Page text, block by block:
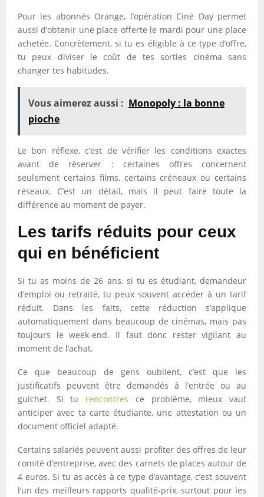
Pour les abonnés Orange, l’opération Ciné Day permet
aussi d’obtenir une place offerte le mardi pour une place
achetée. Concrètement, si tu es éligible à ce type d’offre,
tu peux diviser le coût de tes sorties cinéma sans
changer tes habitudes.
Vous aimerez aussi : Monopoly : la bonne
pioche
Le bon réflexe, c’est de vérifier les conditions exactes
avant de réserver : certaines offres concernent
seulement certains films, certains créneaux ou certains
réseaux. C’est un détail, mais il peut faire toute la
différence au moment de payer.
Les tarifs réduits pour ceux
qui en bénéficient
Si tu as moins de 26 ans, si tu es étudiant, demandeur
d’emploi ou retraité, tu peux souvent accéder à un tarif
réduit. Dans les faits, cette réduction s’applique
automatiquement dans beaucoup de cinémas, mais pas
toujours le week-end. Il faut donc rester vigilant au
moment de l’achat.
Ce que beaucoup de gens oublient, c’est que les
justificatifs peuvent être demandés à l’entrée ou au
guichet. Si tu rencontres ce problème, mieux vaut
anticiper avec ta carte étudiante, une attestation ou un
document officiel adapté.
Certains salariés peuvent aussi profiter des offres de leur
comité d’entreprise, avec des carnets de places autour de
4 euros. Si tu as accès à ce type d’avantage, c’est souvent
l’un des meilleurs rapports qualité-prix, surtout pour les